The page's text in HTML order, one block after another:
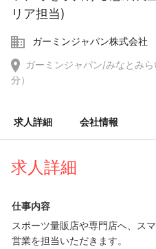
リア担当)
ガーミンジャパン株式会社
ガーミンジャパン/みなとみ
分）
求人詳細 会社情報
求人詳細
仕事内容
スポーツ量販店や専門店へ、ス
営業を担当いただきます。